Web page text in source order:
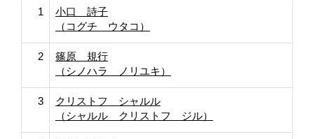
1
小口 詩子
（コグチ ウタコ）
2
篠原 規行
（シノハラ ノリユキ）
3
クリストフ シャルル
（シャルル クリストフ ジル）